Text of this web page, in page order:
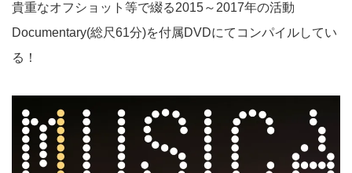
貴重なオフショット等で綴る2015～2017年の活動
Documentary(総尺61分)を付属DVDにてコンパイルしてい
る！